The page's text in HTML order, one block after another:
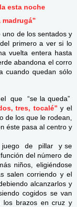
esta noche
uno de los sentados y
primero a ver si lo
vuelta entera hasta
abandona el corro
cuando quedan sólo
que “se la queda”
tres, tocalé” y el
de los que le rodean,
éste pasa al centro y
de pillar y se
del número de
niños, eligiéndose
salen corriendo y el
alcanzarlos y
cogidos se van
los brazos en cruz y